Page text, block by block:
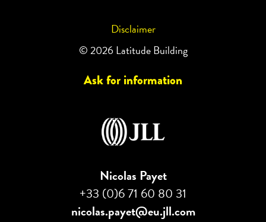
Disclaimer
© 2026 Latitude Building
Ask for information
Nicolas Payet
+33 (0)6 71 60 80 31
nicolas.payet@eu.jll.com